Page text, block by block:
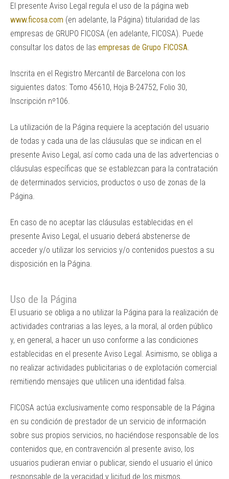
El presente Aviso Legal regula el uso de la página web
www.ficosa.com (en adelante, la Página) titularidad de las
empresas de GRUPO FICOSA (en adelante, FICOSA). Puede
consultar los datos de las empresas de Grupo FICOSA.
Inscrita en el Registro Mercantil de Barcelona con los
siguientes datos: Tomo 45610, Hoja B-24752, Folio 30,
Inscripción nº106.
La utilización de la Página requiere la aceptación del usuario
de todas y cada una de las cláusulas que se indican en el
presente Aviso Legal, así como cada una de las advertencias o
cláusulas específicas que se establezcan para la contratación
de determinados servicios, productos o uso de zonas de la
Página.
En caso de no aceptar las cláusulas establecidas en el
presente Aviso Legal, el usuario deberá abstenerse de
acceder y/o utilizar los servicios y/o contenidos puestos a su
disposición en la Página.
Uso de la Página
El usuario se obliga a no utilizar la Página para la realización de
actividades contrarias a las leyes, a la moral, al orden público
y, en general, a hacer un uso conforme a las condiciones
establecidas en el presente Aviso Legal. Asimismo, se obliga a
no realizar actividades publicitarias o de explotación comercial
remitiendo mensajes que utilicen una identidad falsa.
FICOSA actúa exclusivamente como responsable de la Página
en su condición de prestador de un servicio de información
sobre sus propios servicios, no haciéndose responsable de los
contenidos que, en contravención al presente aviso, los
usuarios pudieran enviar o publicar, siendo el usuario el único
responsable de la veracidad y licitud de los mismos.